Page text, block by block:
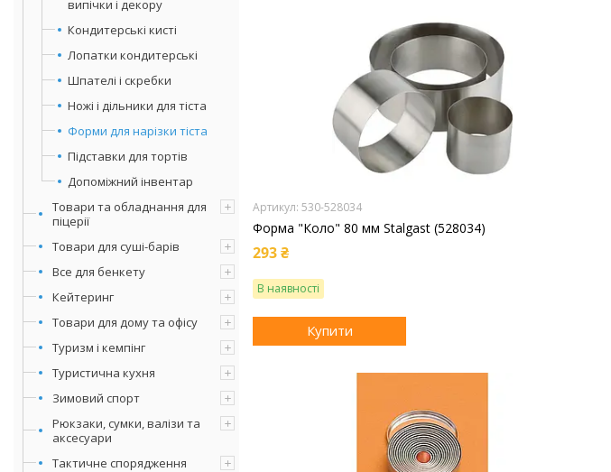
випічки і декору
Кондитерські кисті
Лопатки кондитерські
Шпателі і скребки
Ножі і дільники для тіста
Форми для нарізки тіста
Підставки для тортів
Допоміжний інвентар
Товари та обладнання для
піцерії
Товари для суші-барів
Все для бенкету
Кейтеринг
Товари для дому та офісу
Туризм і кемпінг
Туристична кухня
Зимовий спорт
Рюкзаки, сумки, валізи та
аксесуари
Тактичне спорядження
530-528034
Форма "Коло" 80 мм Stalgast (528034)
293 ₴
В наявності
Купити